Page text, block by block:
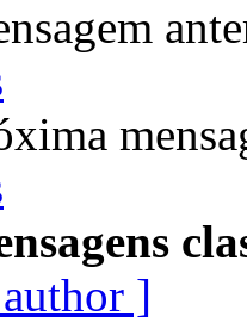
]